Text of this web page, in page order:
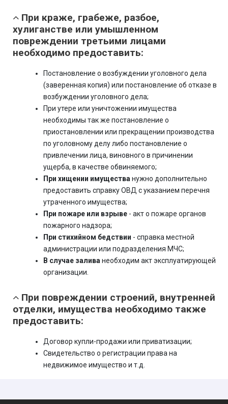
При краже, грабеже, разбое,
хулиганстве или умышленном
повреждении третьими лицами
необходимо предоставить:
Постановление о возбуждении уголовного дела
(заверенная копия) или постановление об отказе в
возбуждении уголовного дела;
При утере или уничтожении имущества
необходимы так же постановление о
приостановлении или прекращении производства
по уголовному делу либо постановление о
привлечении лица, виновного в причинении
ущерба, в качестве обвиняемого;
При хищении имущества нужно дополнительно
предоставить справку ОВД с указанием перечня
утраченного имущества;
При пожаре или взрыве - акт о пожаре органов
пожарного надзора;
При стихийном бедствии - справка местной
администрации или подразделения МЧС;
В случае залива необходим акт эксплуатирующей
организации.
При повреждении строений, внутренней
отделки, имущества необходимо также
предоставить:
Договор купли-продажи или приватизации;
Свидетельство о регистрации права на
недвижимое имущество и т.д.